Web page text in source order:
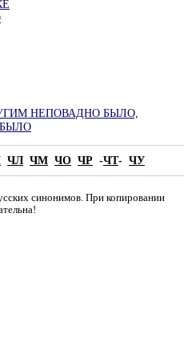
НЕПОВАДНО БЫЛО,
ЧЛ ЧМ ЧО ЧР -ЧТ- ЧУ
синонимов. При копировании